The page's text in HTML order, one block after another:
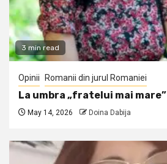
3 min read
Opinii Romanii din jurul Romaniei
La umbra „fratelui mai mare”
May 14, 2026 Doina Dabija